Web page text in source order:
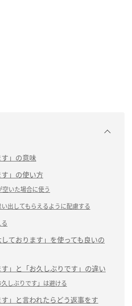
す」の意味
す」の使い方
いた場合に使う
出してもらえるように配慮する
ております」を使っても良いの
す」と「お久しぶりです」の違い
しぶりです」は避ける
す」と言われたらどう返事をす